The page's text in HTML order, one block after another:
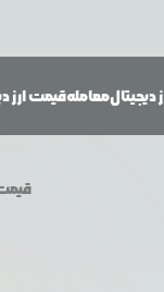
قیمت ارزمعامله